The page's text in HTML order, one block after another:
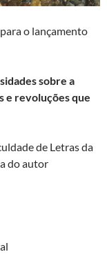
o lançamento
sobre a
e revoluções que
de Letras da
do autor